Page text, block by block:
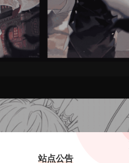
站点公告